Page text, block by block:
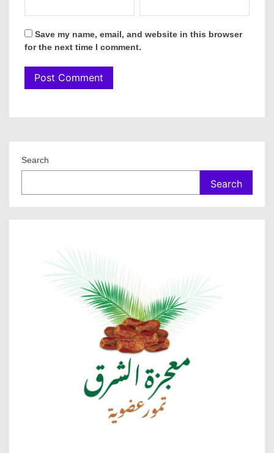
Save my name, email, and website in this browser
for the next time I comment.
Search
Search